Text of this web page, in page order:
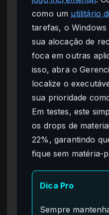
como um utilitário
tarefas, o Windows
sua alocação de
foca em outras
isso, abra o
localize o
sua prioridade
Em testes, este
os drops de
22%, garantindo
fique sem matéria-
Dica Pro
Sempre